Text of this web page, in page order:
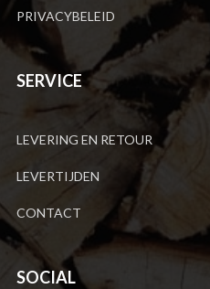
PRIVACYBELEID
SERVICE
LEVERING EN RETOUR
LEVERTIJDEN
CONTACT
SOCIAL